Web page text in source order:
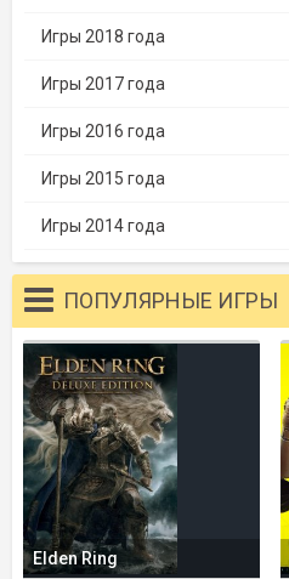
Игры 2018 года
Игры 2017 года
Игры 2016 года
Игры 2015 года
Игры 2014 года
ПОПУЛЯРНЫЕ ИГРЫ
Elden Ring